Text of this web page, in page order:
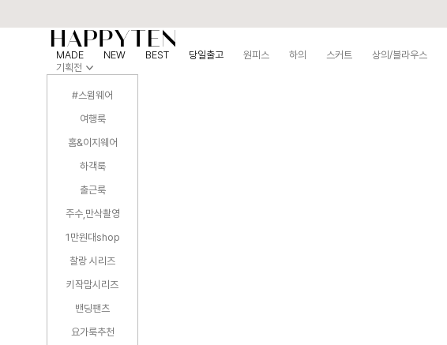
MADE NEW BEST 당일출고 원피스 하의 스커트 상의/블라우스
기획전
#스윔웨어
여행룩
홈&이지웨어
하객룩
출근룩
주수,만삭촬영
1만원대shop
찰랑 시리즈
키작맘시리즈
밴딩팬츠
요가룩추천